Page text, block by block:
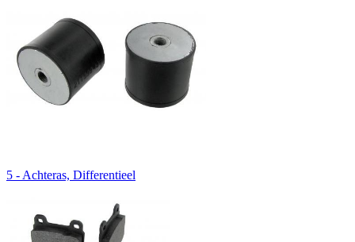
5 - Achteras, Differentieel